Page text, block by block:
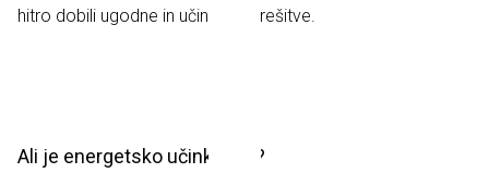
hitro dobili ugodne in učinkovite rešitve.
Ali je energetsko učinkovito?